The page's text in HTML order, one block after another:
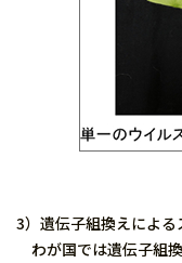
3）遺伝子組換えによ
わが国では遺伝子組